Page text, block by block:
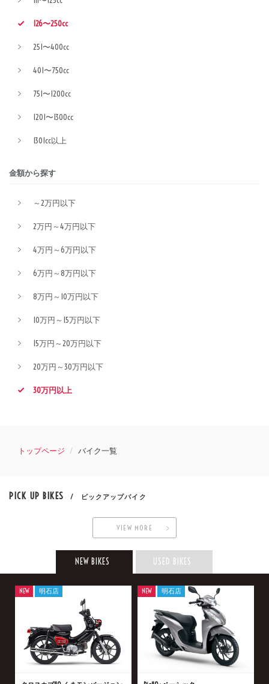
126〜250cc
251〜400cc
401〜750cc
751〜1200cc
1201〜1300cc
1301cc以上
金額から探す
～2万円以下
2万円～4万円以下
4万円～6万円以下
6万円～8万円以下
8万円～10万円以下
10万円～15万円以下
15万円～20万円以下
20万円～30万円以下
30万円以上
トップページ バイク一覧
PICK UP BIKES / ピックアップバイク
VIEW MORE
NEW BIKES USED BIKES
NEW 明石店 NEW 明石店